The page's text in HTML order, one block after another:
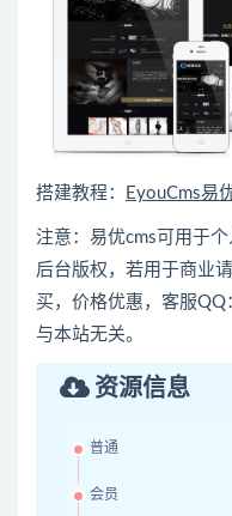
搭建教程： EyouCms易
注意：易优cms可用于
后台版权，若用于商业
买，价格优惠，客服
与本站无关。
资源信息
普通
会员